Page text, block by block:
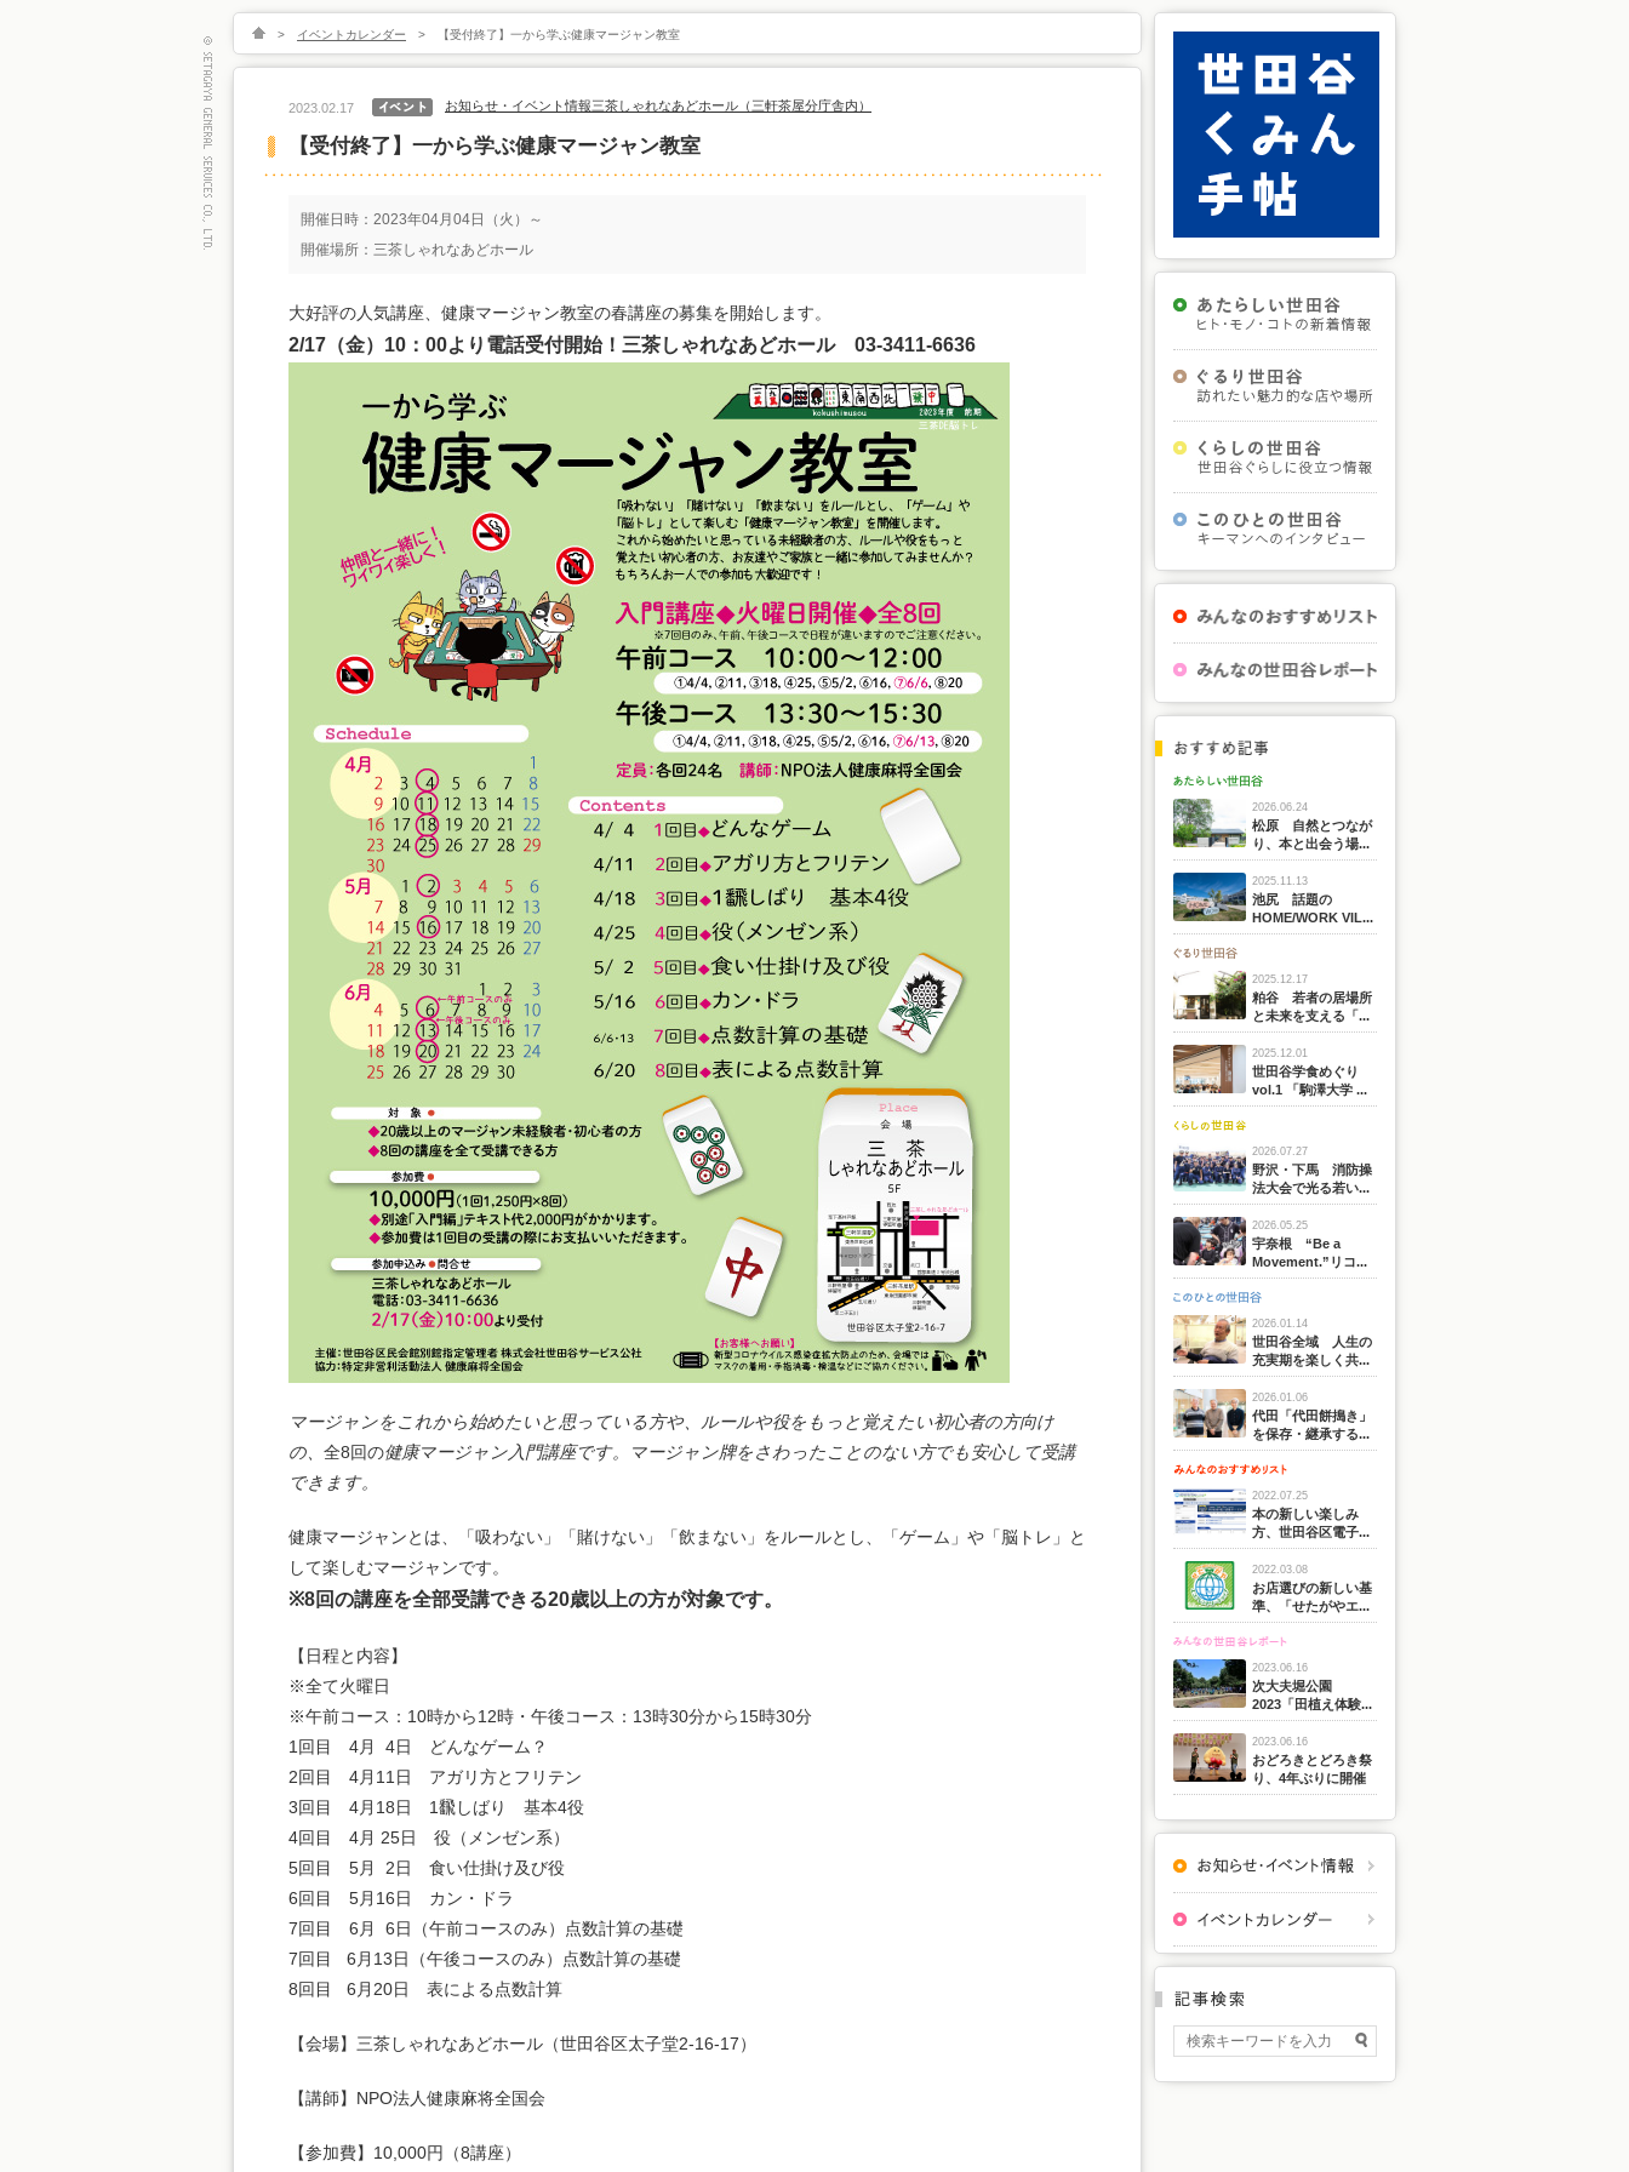
> イベントカレンダー > 【受付終了】一から学ぶ健康マージャン教室
2023.02.17 お知らせ・イベント情報三茶しゃれなあどホール（三軒茶屋分庁舎内）
【受付終了】一から学ぶ健康マージャン教室
開催日時：2023年04月04日（火）～
開催場所：三茶しゃれなあどホール
大好評の人気講座、健康マージャン教室の春講座の募集を開始します。
2/17 （金） 10 ： 00より電話受付開始！三茶しゃれなあどホール 03-3411-6636
マージャンをこれから始めたいと思っている方や、ルールや役をもっと覚えたい初心者の方向け
の、 全8回の健康マージャン入門講座です。マージャン牌をさわったことのない方でも安心して受講
できます。
健康マージャンとは、「吸わない」「賭けない」「飲まない」をルールとし、「ゲーム」や「脳トレ」と
して楽しむマージャンです。
※8回の講座を全部受講できる20歳以上の方が対象です。
【日程と内容】
※全て火曜日
※午前コース：10時から12時・午後コース：13時30分から15時30分
1回目 4月 4日 どんなゲーム？
2回目 4月11日 アガリ方とフリテン
3回目 4月18日 1飜しばり 基本4役
4回目 4月 25日 役（メンゼン系）
5回目 5月 2日 食い仕掛け及び役
6回目 5月16日 カン・ドラ
7回目 6月 6日（午前コースのみ）点数計算の基礎
7回目 6月13日（午後コースのみ）点数計算の基礎
8回目 6月20日 表による点数計算
【会場】三茶しゃれなあどホール（世田谷区太子堂2-16-17）
【講師】NPO法人健康麻将全国会
【参加費】10,000円（8講座）
2026.06.24
松原 自然とつなが
り、本と出会う場...
2025.11.13
池尻 話題の
HOME/WORK VIL...
2025.12.17
粕谷 若者の居場所
と未来を支える「...
2025.12.01
世田谷学食めぐり
vol.1 「駒澤大学 ...
2026.07.27
野沢・下馬 消防操
法大会で光る若い...
2026.05.25
宇奈根 “Be a
Movement.”リコ...
2026.01.14
世田谷全域 人生の
充実期を楽しく共...
2026.01.06
代田「代田餅搗き」
を保存・継承する...
2022.07.25
本の新しい楽しみ
方、世田谷区電子...
2022.03.08
お店選びの新しい基
準、「せたがやエ...
2023.06.16
次大夫堀公園
2023「田植え体験...
2023.06.16
おどろきとどろき祭
り、4年ぶりに開催